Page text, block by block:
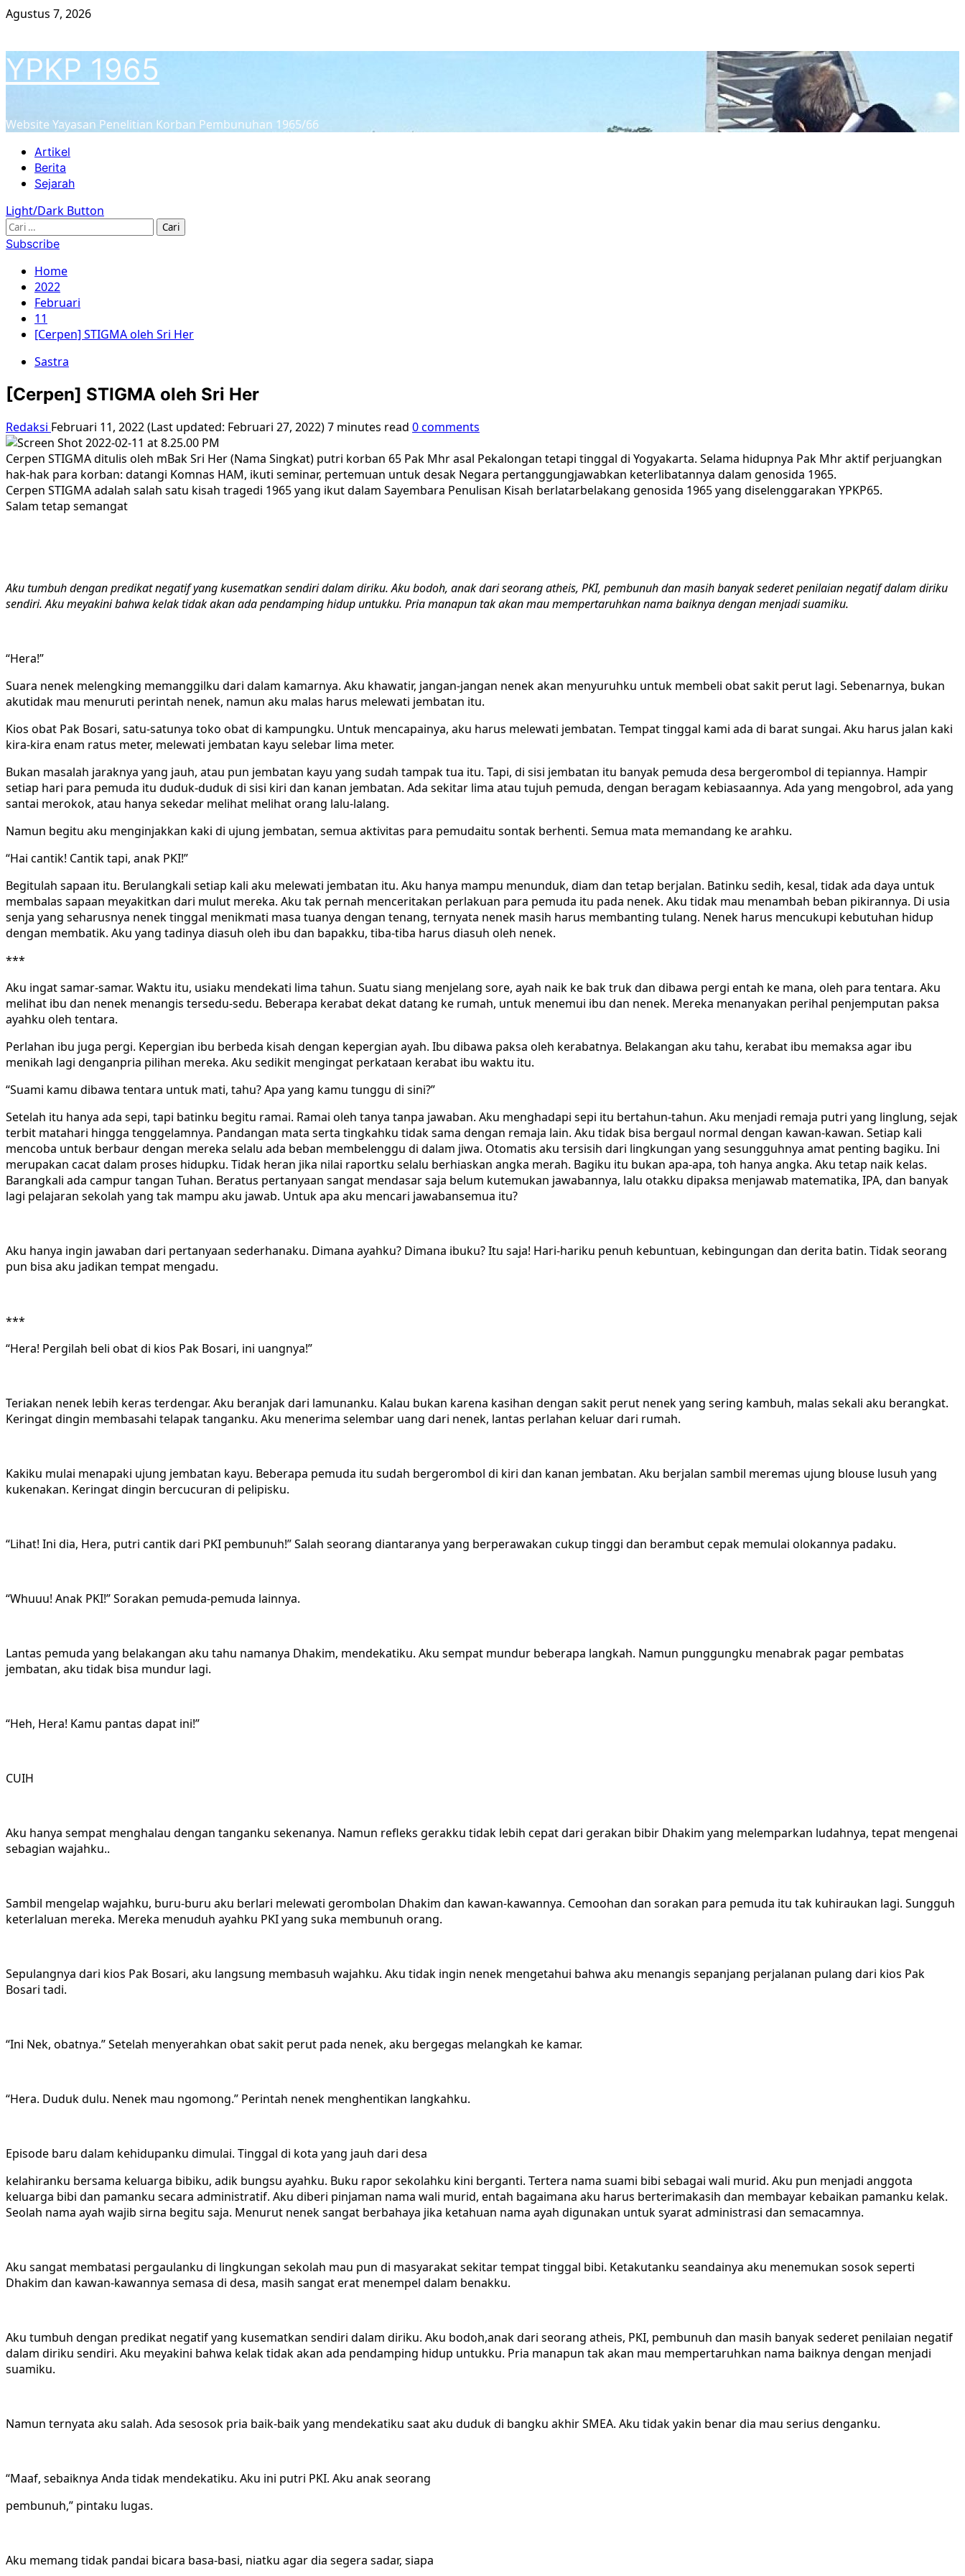
Skip
Agustus 7, 2026
YPKP 1965
Website Yayasan Penelitian Korban Pembunuhan 1965/66
Primary
Menu
Artikel
Berita
Sejarah
Light/Dark Button
Cari
untuk:
Subscribe
Home
2022
Februari
11
[Cerpen] STIGMA oleh Sri Her
Sastra
[Cerpen] STIGMA oleh Sri Her
Redaksi Februari 11, 2022 (Last updated: Februari 27, 2022)7 minutes read 0 comments
Cerpen STIGMA ditulis oleh mBak Sri Her (Nama Singkat) putri korban 65 Pak Mhr asal Pekalongan tetapi tinggal di Yogyakarta. Selama hidupnya Pak Mhr aktif perjuangkan
hak-hak para korban: datangi Komnas HAM, ikuti seminar, pertemuan untuk desak Negara pertanggungjawabkan keterlibatannya dalam genosida 1965.
Cerpen STIGMA adalah salah satu kisah tragedi 1965 yang ikut dalam Sayembara Penulisan Kisah berlatarbelakang genosida 1965 yang diselenggarakan YPKP65.
Salam tetap semangat
Aku tumbuh dengan predikat negatif yang kusematkan sendiri dalam diriku. Aku bodoh, anak dari seorang atheis, PKI, pembunuh dan masih banyak sederet penilaian negatif dalam diriku
sendiri. Aku meyakini bahwa kelak tidak akan ada pendamping hidup untukku. Priamanapun tak akan mau mempertaruhkan nama baiknya dengan menjadi suamiku.
“Hera!”
Suara nenek melengking memanggilku dari dalam kamarnya. Aku khawatir, jangan-jangan nenek akan menyuruhku untuk membeli obat sakit perut lagi. Sebenarnya, bukan
akutidak mau menuruti perintah nenek, namun aku malas harus melewati jembatan itu.
Kios obat Pak Bosari, satu-satunya toko obat di kampungku. Untuk mencapainya, aku harus melewati jembatan. Tempat tinggal kami ada di barat sungai. Aku harus jalan kaki
kira-kira enam ratus meter, melewati jembatan kayu selebar lima meter.
Bukan masalah jaraknya yang jauh, atau pun jembatan kayu yang sudah tampak tua itu. Tapi, di sisi jembatan itu banyak pemuda desa bergerombol di tepiannya. Hampir
setiap hari para pemuda itu duduk-duduk di sisi kiri dan kanan jembatan. Ada sekitar lima atau tujuh pemuda, dengan beragam kebiasaannya. Ada yang mengobrol, ada yang
santai merokok, atau hanya sekedar melihat melihat orang lalu-lalang.
Namun begitu aku menginjakkan kaki di ujung jembatan, semua aktivitas para pemudaitu sontak berhenti. Semua mata memandang ke arahku.
“Hai cantik! Cantik tapi, anak PKI!”
Begitulah sapaan itu. Berulangkali setiap kali aku melewati jembatan itu. Aku hanya mampu menunduk, diam dan tetap berjalan. Batinku sedih, kesal, tidak ada daya untuk
membalas sapaan meyakitkan dari mulut mereka. Aku tak pernah menceritakan perlakuan para pemuda itu pada nenek. Aku tidak mau menambah beban pikirannya. Di usia
senja yang seharusnya nenek tinggal menikmati masa tuanya dengan tenang, ternyata nenek masih harus membanting tulang. Nenek harus mencukupi kebutuhan hidup
dengan membatik. Aku yang tadinya diasuh oleh ibu dan bapakku, tiba-tiba harus diasuh oleh nenek.
***
Aku ingat samar-samar. Waktu itu, usiaku mendekati lima tahun. Suatu siang menjelang sore, ayah naik ke bak truk dan dibawa pergi entah ke mana, oleh para tentara. Aku
melihat ibu dan nenek menangis tersedu-sedu. Beberapa kerabat dekat datang ke rumah, untuk menemui ibu dan nenek. Mereka menanyakan perihal penjemputan paksa
ayahku oleh tentara.
Perlahan ibu juga pergi. Kepergian ibu berbeda kisah dengan kepergian ayah. Ibu dibawa paksa oleh kerabatnya. Belakangan aku tahu, kerabat ibu memaksa agar ibu
menikah lagi denganpria pilihan mereka. Aku sedikit mengingat perkataan kerabat ibu waktu itu.
“Suami kamu dibawa tentara untuk mati, tahu? Apa yang kamu tunggu di sini?”
Setelah itu hanya ada sepi, tapi batinku begitu ramai. Ramai oleh tanya tanpa jawaban. Aku menghadapi sepi itu bertahun-tahun. Aku menjadi remaja putri yang linglung, sejak
terbit matahari hingga tenggelamnya. Pandangan mata serta tingkahku tidak sama dengan remaja lain. Aku tidak bisa bergaul normal dengan kawan-kawan. Setiap kali
mencoba untuk berbaur dengan mereka selalu ada beban membelenggu di dalam jiwa. Otomatis aku tersisih dari lingkungan yang sesungguhnya amat penting bagiku. Ini
merupakan cacat dalam proses hidupku. Tidak heran jika nilai raportku selalu berhiaskan angka merah. Bagiku itu bukan apa-apa, toh hanya angka. Aku tetap naik kelas.
Barangkali ada campur tangan Tuhan. Beratus pertanyaan sangat mendasar saja belum kutemukan jawabannya, lalu otakku dipaksa menjawab matematika, IPA, dan banyak
lagi pelajaran sekolah yang tak mampu aku jawab. Untuk apa aku mencari jawabansemua itu?
Aku hanya ingin jawaban dari pertanyaan sederhanaku. Dimana ayahku? Dimana ibuku? Itu saja! Hari-hariku penuh kebuntuan, kebingungan dan derita batin. Tidak seorang
pun bisa aku jadikan tempat mengadu.
***
“Hera! Pergilah beli obat di kios Pak Bosari, ini uangnya!”
Teriakan nenek lebih keras terdengar. Aku beranjak dari lamunanku. Kalau bukan karena kasihan dengan sakit perut nenek yang sering kambuh, malas sekali aku berangkat.
Keringat dingin membasahi telapak tanganku. Aku menerima selembar uang dari nenek, lantas perlahan keluar dari rumah.
Kakiku mulai menapaki ujung jembatan kayu. Beberapa pemuda itu sudah bergerombol di kiri dan kanan jembatan. Aku berjalan sambil meremas ujung blouse lusuh yang
kukenakan. Keringat dingin bercucuran di pelipisku.
“Lihat! Ini dia, Hera, putri cantik dari PKI pembunuh!” Salah seorang diantaranya yang berperawakan cukup tinggi dan berambut cepak memulai olokannya padaku.
“Whuuu! Anak PKI!” Sorakan pemuda-pemuda lainnya.
Lantas pemuda yang belakangan aku tahu namanya Dhakim, mendekatiku. Aku sempat mundur beberapa langkah. Namun punggungku menabrak pagar pembatas
jembatan, aku tidak bisa mundur lagi.
“Heh, Hera! Kamu pantas dapat ini!”
CUIH
Aku hanya sempat menghalau dengan tanganku sekenanya. Namun refleks gerakku tidak lebih cepat dari gerakan bibir Dhakim yang melemparkan ludahnya, tepat mengenai
sebagian wajahku..
Sambil mengelap wajahku, buru-buru aku berlari melewati gerombolan Dhakim dan kawan-kawannya. Cemoohan dan sorakan para pemuda itu tak kuhiraukan lagi. Sungguh
keterlaluan mereka. Mereka menuduh ayahku PKI yang suka membunuh orang.
Sepulangnya dari kios Pak Bosari, aku langsung membasuh wajahku. Aku tidak ingin nenek mengetahui bahwa aku menangis sepanjang perjalanan pulang dari kios Pak
Bosari tadi.
“Ini Nek, obatnya.” Setelah menyerahkan obat sakit perut pada nenek, aku bergegas melangkah ke kamar.
“Hera. Duduk dulu. Nenek mau ngomong.” Perintah nenek menghentikan langkahku.
Episode baru dalam kehidupanku dimulai. Tinggal di kota yang jauh dari desa
kelahiranku bersama keluarga bibiku, adik bungsu ayahku. Buku rapor sekolahku kini berganti. Tertera nama suami bibi sebagai wali murid. Aku pun menjadi anggota
keluarga bibi dan pamanku secara administratif. Aku diberi pinjaman nama wali murid, entah bagaimana aku harus berterimakasih dan membayar kebaikan pamanku kelak.
Seolah nama ayah wajib sirna begitu saja. Menurut nenek sangat berbahaya jika ketahuan nama ayah digunakan untuk syarat administrasi dan semacamnya.
Aku sangat membatasi pergaulanku di lingkungan sekolah mau pun di masyarakat sekitar tempat tinggal bibi. Ketakutanku seandainya aku menemukan sosok seperti
Dhakim dan kawan-kawannya semasa di desa, masih sangat erat menempel dalam benakku.
Aku tumbuh dengan predikat negatif yang kusematkan sendiri dalam diriku. Aku bodoh,anak dari seorang atheis, PKI, pembunuh dan masih banyak sederet penilaian negatif
dalam diriku sendiri. Aku meyakini bahwa kelak tidak akan ada pendamping hidup untukku. Pria manapun tak akan mau mempertaruhkan nama baiknya dengan menjadi
suamiku.
Namun ternyata aku salah. Ada sesosok pria baik-baik yang mendekatiku saat aku duduk di bangku akhir SMEA. Aku tidak yakin benar dia mau serius denganku.
“Maaf, sebaiknya Anda tidak mendekatiku. Aku ini putri PKI. Aku anak seorang
pembunuh,” pintaku lugas.
Aku memang tidak pandai bicara basa-basi, niatku agar dia segera sadar, siapa